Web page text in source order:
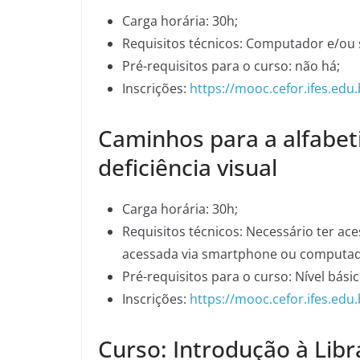
Carga horária: 30h;
Requisitos técnicos: Computador e/
Pré-requisitos para o curso: não há;
Inscrições: https://
Caminhos para a
deficiência visual
Carga horária: 30h;
Requisitos técnicos: Necessário ter
acessada via smartphone ou
Pré-requisitos para o curso: Nível
Inscrições: https://
Curso: Introdução à